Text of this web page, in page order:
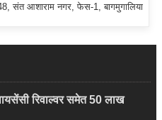
संत आशाराम नगर, फेस-1, बागमुगालिया
रिवाल्वर समेत 50 लाख